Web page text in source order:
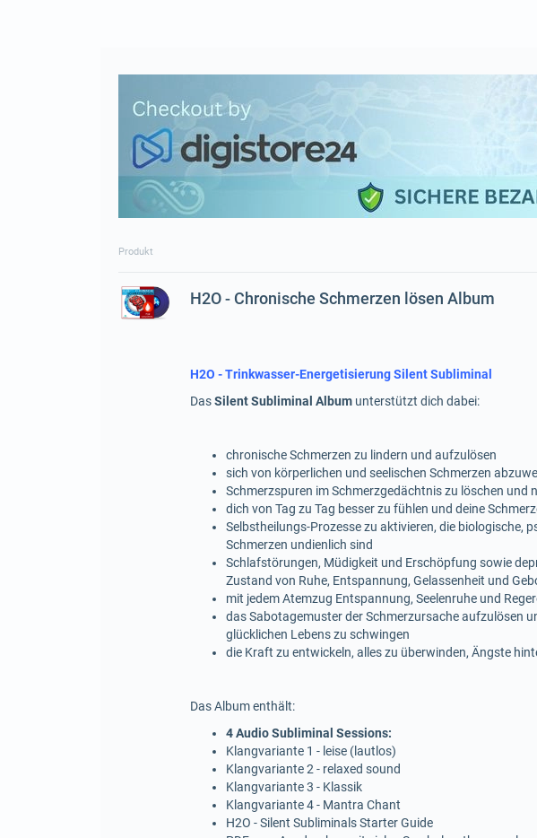
Produkt
H2O - Chronische Schmerzen lösen Album
H2O - Trinkwasser-Energetisierung Silent Subliminal
DasSilent Subliminal Album unterstützt dich dabei:
chronische Schmerzen zu lindern und aufzulösen
sich von körperlichen und seelischen Schmerzen
Schmerzspuren im Schmerzgedächtnis zu löschen und
dich von Tag zu Tag besser zu fühlen und deine
Selbstheilungs-Prozesse zu aktivieren, die biologische,
Schmerzen undienlich sind
Schlafstörungen, Müdigkeit und Erschöpfung sowie
Zustand von Ruhe, Entspannung, Gelassenheit und
mit jedem Atemzug Entspannung, Seelenruhe und
das Sabotagemuster der Schmerzursache aufzulösen
glücklichen Lebens zu schwingen
die Kraft zu entwickeln, alles zu überwinden, Ängste
Das Album enthält:
4 Audio Subliminal Sessions:
Klangvariante 1 - leise (lautlos)
Klangvariante 2 - relaxed sound
Klangvariante 3 - Klassik
Klangvariante 4 - Mantra Chant
H2O - Silent Subliminals Starter Guide